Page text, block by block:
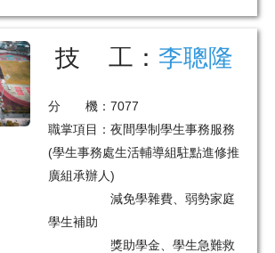
技 工： 李聰隆
分 機：7077
職掌項目：夜間學制學生事務服務
(學生事務處生活輔導組駐點進修推
廣組承辦人)
減免學雜費、弱勢家庭
學生補助
獎助學金、學生急難救